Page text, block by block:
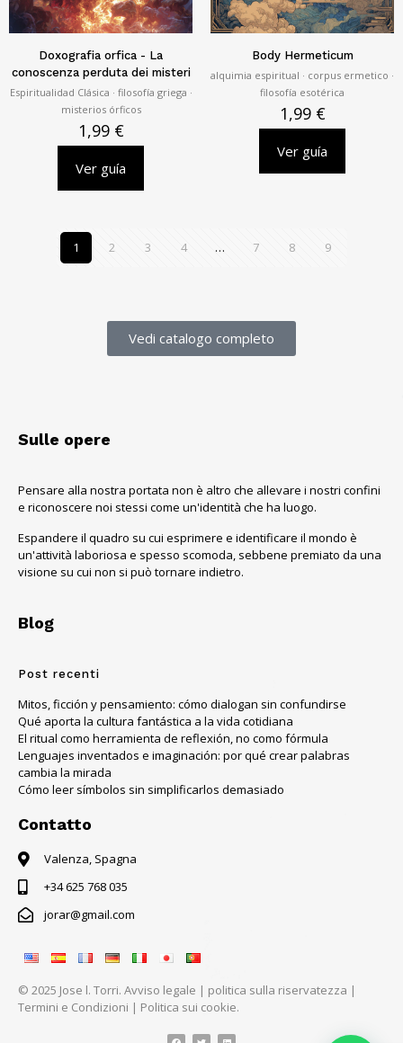
Doxografia orfica - La
conoscenza perduta dei misteri
Espiritualidad Clásica · filosofía griega ·
misterios órficos
1,99 €
Ver guía
Body Hermeticum
alquimia espiritual · corpus ermetico ·
filosofía esotérica
1,99 €
Ver guía
1 2 3 4 … 7 8 9
Vedi catalogo completo
Sulle opere
Pensare alla nostra portata non è altro che allevare i nostri confini
e riconoscere noi stessi come un'identità che ha luogo.
Espandere il quadro su cui esprimere e identificare il mondo è
un'attività laboriosa e spesso scomoda, sebbene premiato da una
visione su cui non si può tornare indietro.
Blog
Post recenti
Mitos, ficción y pensamiento: cómo dialogan sin confundirse
Qué aporta la cultura fantástica a la vida cotidiana
El ritual como herramienta de reflexión, no como fórmula
Lenguajes inventados e imaginación: por qué crear palabras
cambia la mirada
Cómo leer símbolos sin simplificarlos demasiado
Contatto
Valenza, Spagna
+34 625 768 035
jorar@gmail.com
© 2025 Jose l. Torri. Avviso legale | politica sulla riservatezza |
Termini e Condizioni | Politica sui cookie.